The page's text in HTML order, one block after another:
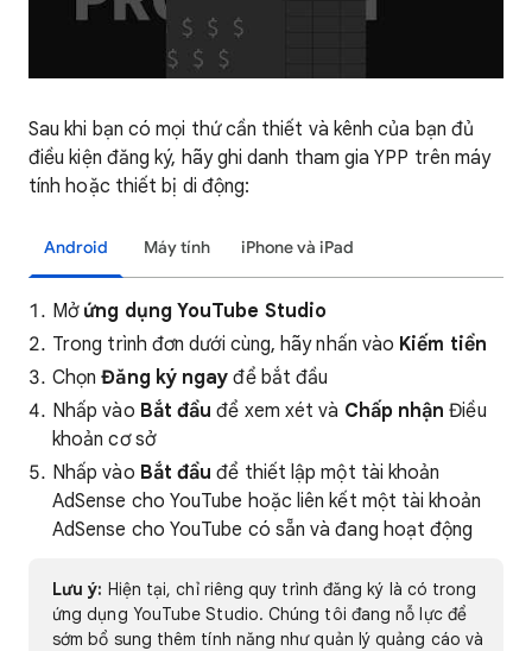
Sau khi bạn có mọi thứ cần thiết và kênh của bạn đủ
điều kiện đăng ký, hãy ghi danh tham gia YPP trên máy
tính hoặc thiết bị di động:
Android Máy tính iPhone và iPad
Mở ứng dụng YouTube Studio
Trong trình đơn dưới cùng, hãy nhấn vào Kiếm tiền
ChọnĐăng ký ngay để bắt đầu
Nhấp vào Bắt đầu để xem xét và Chấp nhận Điều
khoản cơ sở
Nhấp vào Bắt đầu để thiết lập một tài khoản
AdSense cho YouTube hoặc liên kết một tài khoản
AdSense cho YouTube có sẵn và đang hoạt động
Lưu ý: Hiện tại, chỉ riêng quy trình đăng ký là có trong
ứng dụng YouTube Studio. Chúng tôi đang nỗ lực để
sớm bổ sung thêm tính năng như quản lý quảng cáo và